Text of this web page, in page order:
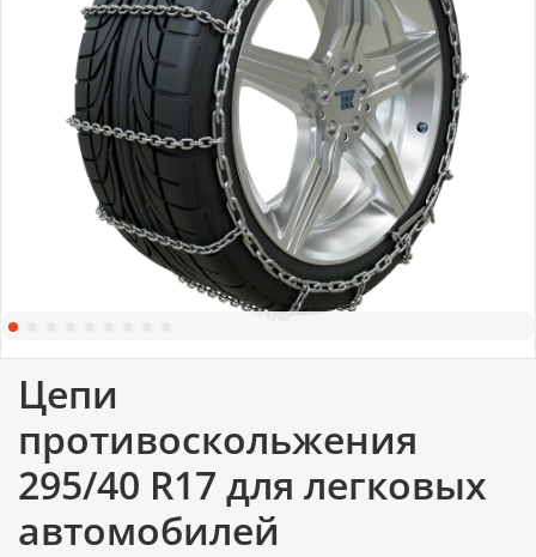
Цепи
противоскольжения
295/40 R17 для легковых
автомобилей